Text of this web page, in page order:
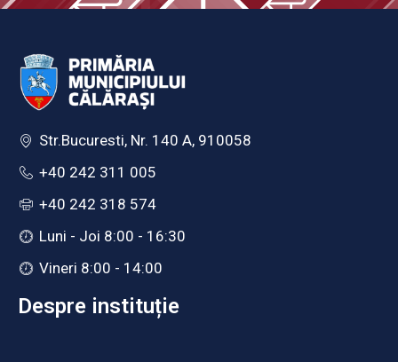
Str.Bucuresti, Nr. 140 A, 910058
+40 242 311 005
+40 242 318 574
Luni - Joi 8:00 - 16:30
Vineri 8:00 - 14:00
Despre instituție